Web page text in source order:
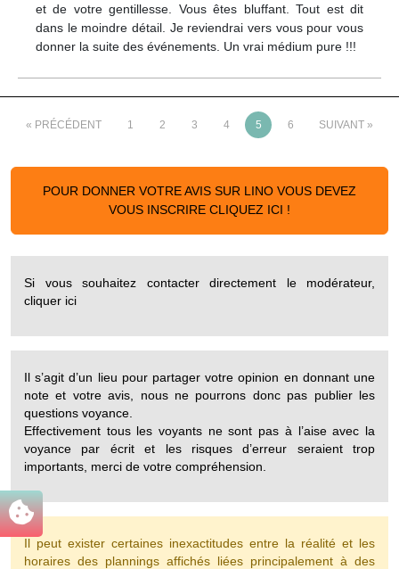
et de votre gentillesse. Vous êtes bluffant. Tout est dit
dans le moindre détail. Je reviendrai vers vous pour vous
donner la suite des événements. Un vrai médium pure !!!
« PRÉCÉDENT 1 2 3 4 5 6 SUIVANT »
POUR DONNER VOTRE AVIS SUR LINO VOUS DEVEZ
VOUS INSCRIRE CLIQUEZ ICI !
Si vous souhaitez contacter directement le modérateur,
cliquer ici
Il s’agit d’un lieu pour partager votre opinion en donnant une
note et votre avis, nous ne pourrons donc pas publier les
questions voyance.
Effectivement tous les voyants ne sont pas à l’aise avec la
voyance par écrit et les risques d’erreur seraient trop
importants, merci de votre compréhension.
Il peut exister certaines inexactitudes entre la réalité et les
horaires des plannings affichés liées principalement à des